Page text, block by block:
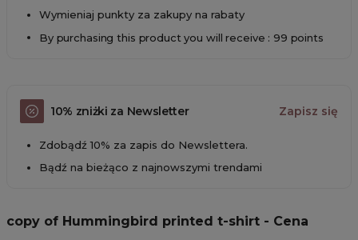
Wymieniaj punkty za zakupy na rabaty
By purchasing this product you will receive : 99 points
10% zniżki za Newsletter Zapisz się
Zdobądź 10% za zapis do Newslettera.
Bądź na bieżąco z najnowszymi trendami
copy of Hummingbird printed t-shirt - Cena